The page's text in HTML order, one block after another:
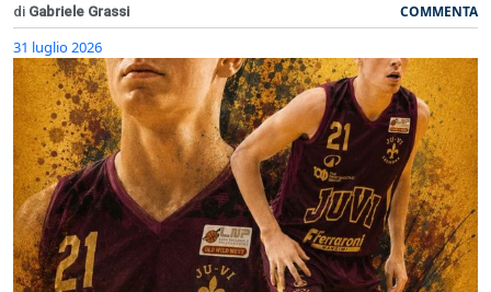
di Gabriele Grassi COMMENTA
31 luglio 2026